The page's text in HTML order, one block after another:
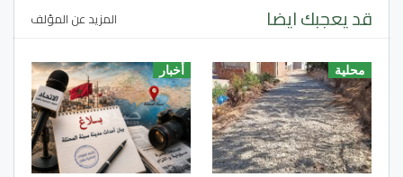
قد يعجبك ايضا المزيد عن المؤلف
محلية أخبار